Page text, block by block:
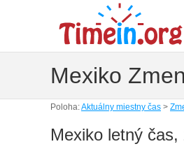
Mexiko
Poloha:Aktuálny miestny čas >
Mexiko letný